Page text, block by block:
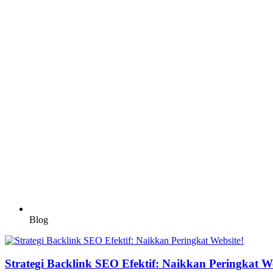
Blog
Strategi Backlink SEO Efektif: Naikkan Peringkat